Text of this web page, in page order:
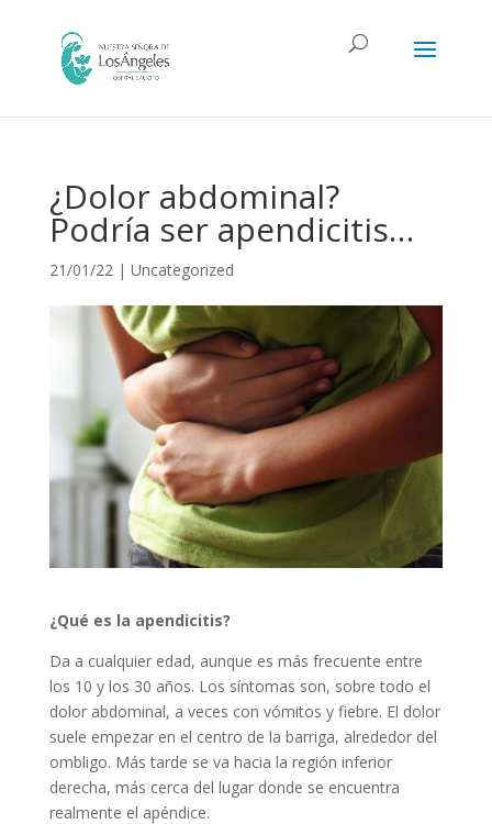
¿Dolor abdominal?
Podría ser apendicitis…
21/01/22| Uncategorized
¿Qué es la apendicitis?
Da a cualquier edad, aunque es más frecuente entre
los 10 y los 30 años. Los síntomas son, sobre todo el
dolor abdominal, a veces con vómitos y fiebre. El dolor
suele empezar en el centro de la barriga, alrededor del
ombligo. Más tarde se va hacia la región inferior
derecha, más cerca del lugar donde se encuentra
realmente el apéndice.